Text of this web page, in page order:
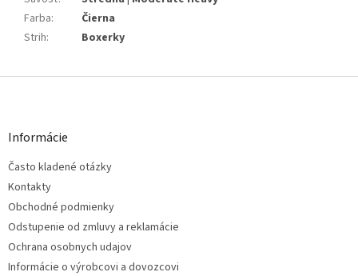
Farba:
Čierna
Strih: Boxerky
Z
Informácie
Často kladené otázky
Kontakty
Obchodné podmienky
Odstupenie od zmluvy a reklamácie
Ochrana osobnych udajov
Informácie o výrobcovi a dovozcovi